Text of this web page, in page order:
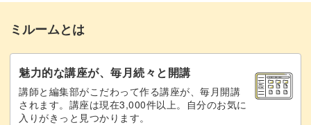
完成 21:32
ミルームとは
魅力的な講座が、毎月続々と開講
講師と編集部がこだわって作る講座が、毎月開講
されます。講座は現在3,000件以上。自分のお気に
入りがきっと見つかります。